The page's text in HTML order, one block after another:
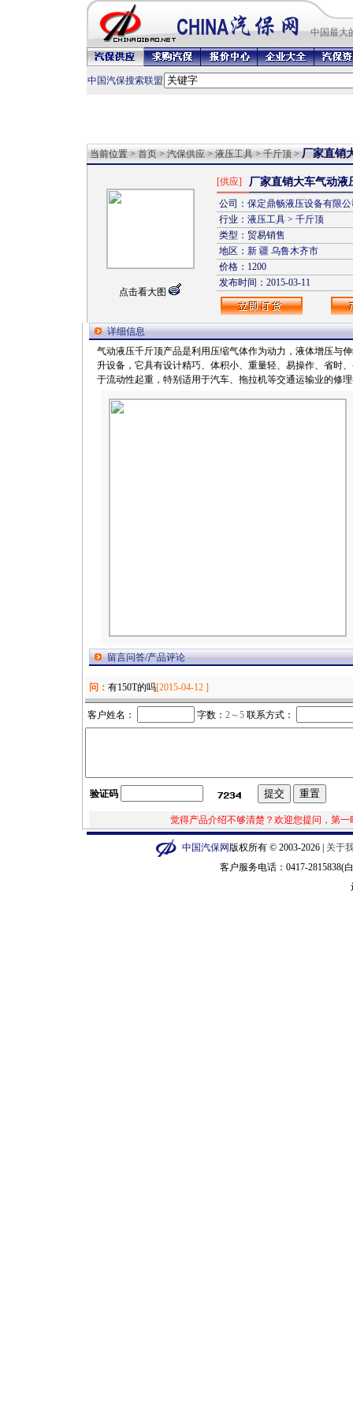
中国最大
中国汽保搜索联盟
当前位置 > 首页 > 汽保供应 > 液压工具 > 千斤顶 > 厂家直销
点击看大图
[供应] 厂家直销大车气动液
公司： 保定鼎畅液压设备有限
行业： 液压工具 > 千斤顶
类型：贸易销售
地区： 新 疆 乌鲁木齐市
价格：1200
发布时间：2015-03-11
详细信息
气动液压千斤顶产品是利用压缩气体作为动力，液体增压与
升设备，它具有设计精巧、体积小、重量轻、易操作、省时
于流动性起重，特别适用于汽车、拖拉机等交通运输业的修
留言问答/产品评论
问： 有150T的吗[2015-04-12 ]
客户姓名： 字数： 2～5联系方式：
验证码
觉得产品介绍不够清楚？欢迎您提问，第一
中国汽保网版权所有 © 2003-2026 | 关于
客户服务电话：0417-